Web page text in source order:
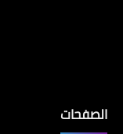
الصفحات